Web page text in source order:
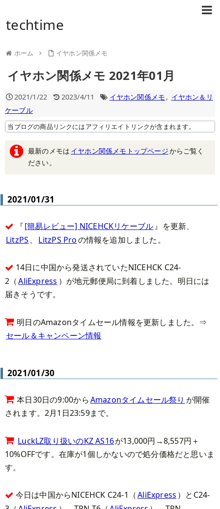
techtime
ホーム イヤホン関係メモ
イヤホン関係メモ 2021年01月
2021/1/22 2023/4/11 イヤホン関係メモ , イヤホン＆リ
ケーブル
当ブログの商品リンクにはアフィリエイトリンクが含まれます。
最新のメモは イヤホン関係メモトップページからご覧く
ださい。
2021/01/31
『[簡易レビュー] NICEHCKリケーブル』を更新、
LitzPS 、 LitzPS Proの情報を追加しました。
14日に中国から発送されていたNICEHCK C24-
2（ AliExpress ）が地元郵便局に到着しました。明日には
届きそうです。
明日のAmazonタイムセール情報を更新しました。⇒
セール＆キャンペーン情報
2021/01/30
本日30日の9:00からAmazonタイムセール祭り が開催
されます。2月1日23:59まで。
LuckLZ取り扱いのKZ AS16が13,000円→8,557円＋
10%OFFです。在庫が1個しかないので処分価格だと思いま
す。
今日は中国からNICEHCK C24-1（AliExpress ）とC24-